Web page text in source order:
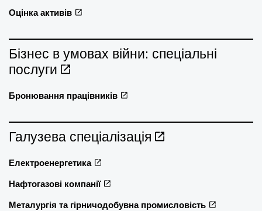
Оцінка активів
Бізнес в умовах війни: спеціальні
послуги
Бронювання працівників
Галузева спеціалізація
Електроенергетика
Нафтогазові компанії
Металургія та гірничодобувна промисловість